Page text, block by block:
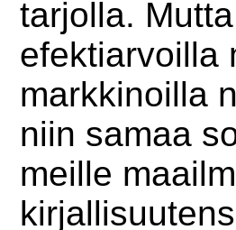
tarjolla.
efektiarvoilla
markkinoilla
niin samaa
meille